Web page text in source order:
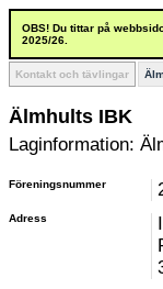
OBS! Du tittar på
2025/26.
Kontakt och tävlingar
Älmhults IBK
Laginformation:
Föreningsnummer
Adress